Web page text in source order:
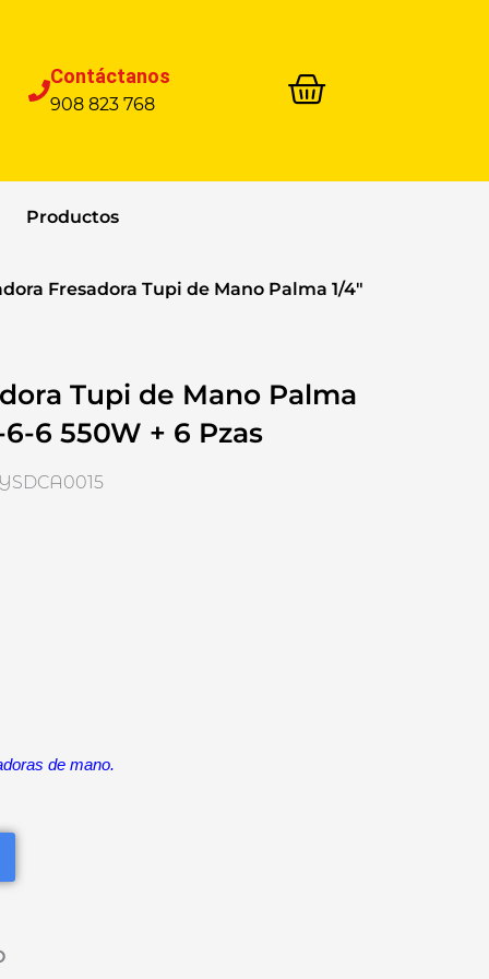
Contáctanos
908 823 768
Productos
Fresadora Tupi de Mano Palma 1/4″
Tupi de Mano Palma
6 550W + 6 Pzas
de mano.